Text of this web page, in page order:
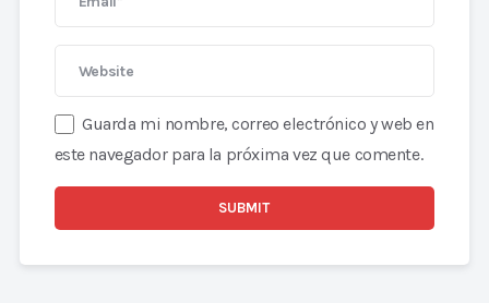
Guarda mi nombre, correo electrónico y web en
este navegador para la próxima vez que comente.